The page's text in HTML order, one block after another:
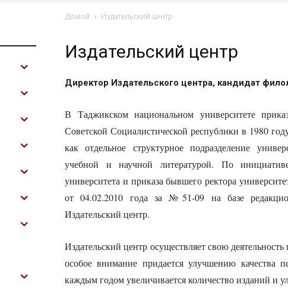
Домой Издательский центр
Издательский центр
Директор Издательского центра, кандидат
В Таджикском национальном университете
Советской Социалистической республики в 1980
как отдельное структурное подразделение
учебной и научной литературой. По
университета и приказа бывшего ректора
от 04.02.2010 года за №51-09 на базе
Издательский центр.
Издательский центр осуществляет свою
особое внимание придается улучшению качества
каждым годом увеличивается количество изданий и